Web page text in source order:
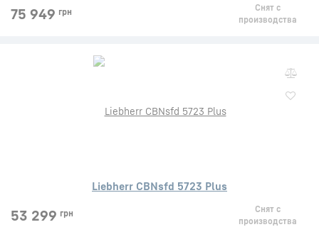
75 949 грн
Снят с
производства
Liebherr CBNsfd 5723 Plus
53 299 грн
Снят с
производства